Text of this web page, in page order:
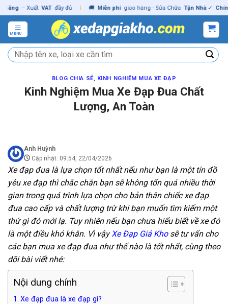
Skip
to
content
– Xuất VAT đầy đủ | 🚚 Miễn phí giao hàng - Sửa Chữa Tận Nhà ✓ Chính
MENU
Tìm
kiếm:
BLOG CHIA SẺ, KINH NGHIỆM MUA XE ĐẠP
Kinh Nghiệm Mua Xe Đạp Đua Chất
Lượng, An Toàn
Anh Huỳnh
Cập nhật: 09:54, 22/04/2026
Xe đạp đua là lựa chọn tốt nhất nếu như bạn là một tín đồ
yêu xe đạp thì chắc chắn bạn sẽ không tốn quá nhiều thời
gian trong quá trình lựa chọn cho bản thân chiếc xe đạp
đua cao cấp và chất lượng trừ khi bạn muốn tìm kiếm một
thứ gì đó mới lạ. Tuy nhiên nếu bạn chưa hiểu biết về xe đó
là một điều khó khăn. Vì vậyXe Đạp Giá Khosẽ tư vấn cho
các bạn mua xe đạp đua như thế nào là tốt nhất, cùng theo
dõi bài viết nhé:
Nội dung chính
Xe đạp đua là xe đạp gì?